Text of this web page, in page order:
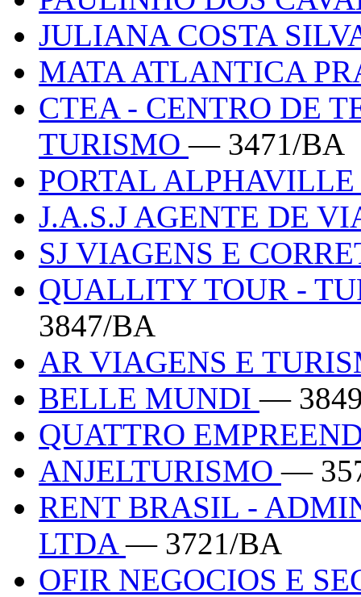
JULIANA COSTA
MATA ATLANTICA
CTEA - CENTRO DE
TURISMO— 3471/BA
PORTAL
J.A.S.J AGENTE DE
SJ VIAGENS E
QUALLITY TOUR -
3847/BA
AR VIAGENS E
BELLE MUNDI—
QUATTRO
ANJELTURISMO—
RENT BRASIL -
LTDA— 3721/BA
OFIR NEGOCIOS E